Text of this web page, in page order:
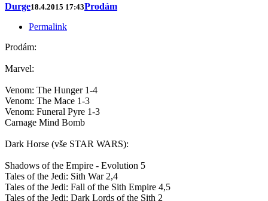
Durge18.4.2015 17:43Prodám
Permalink
Prodám:
Marvel:
Venom: The Hunger 1-4
Venom: The Mace 1-3
Venom: Funeral Pyre 1-3
Carnage Mind Bomb
Dark Horse (vše STAR WARS):
Shadows of the Empire - Evolution 5
Tales of the Jedi: Sith War 2,4
Tales of the Jedi: Fall of the Sith Empire 4,5
Tales of the Jedi: Dark Lords of the Sith 2